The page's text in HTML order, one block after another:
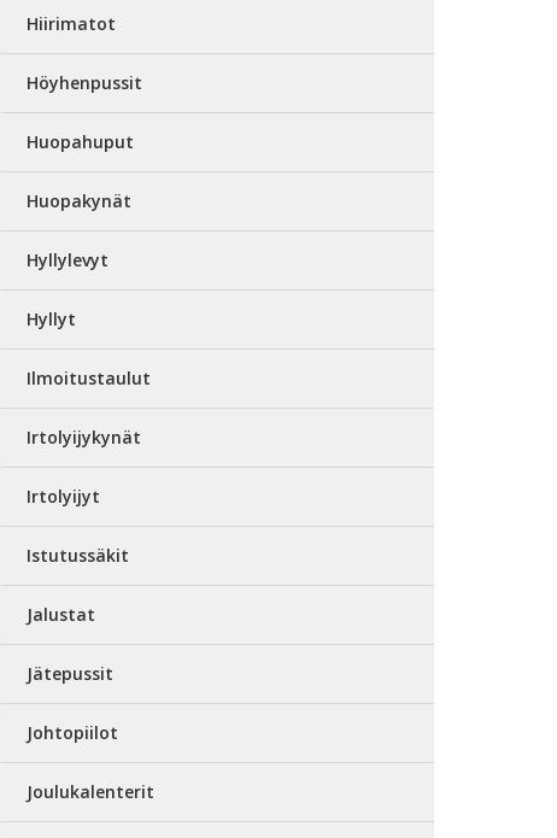
Hiirimatot
Höyhenpussit
Huopahuput
Huopakynät
Hyllylevyt
Hyllyt
Ilmoitustaulut
Irtolyijykynät
Irtolyijyt
Istutussäkit
Jalustat
Jätepussit
Johtopiilot
Joulukalenterit